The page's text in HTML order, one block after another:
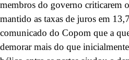
membros do governo criticarem
mantido as taxas de juros em
comunicado do Copom que a
demorar mais do que